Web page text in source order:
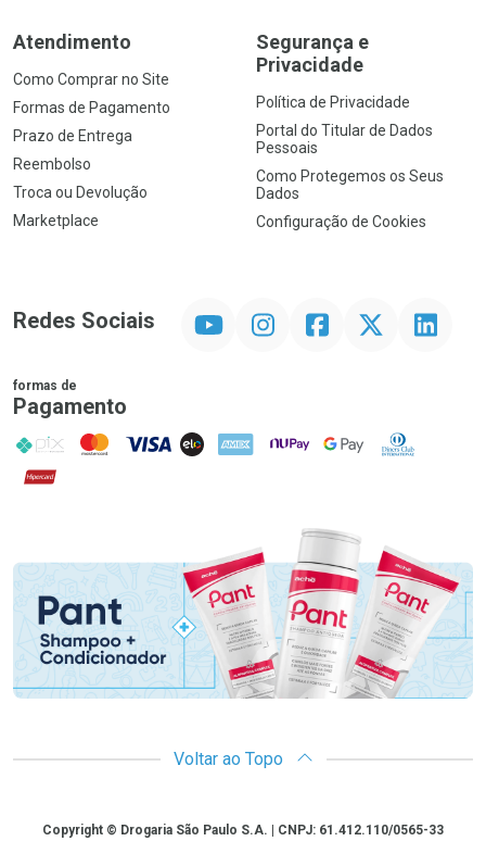
Atendimento
Como Comprar no Site
Formas de Pagamento
Prazo de Entrega
Reembolso
Troca ou Devolução
Marketplace
Segurança e
Privacidade
Política de Privacidade
Portal do Titular de Dados
Pessoais
Como Protegemos os Seus
Dados
Configuração de Cookies
Redes Sociais InstagramFacebookTwitter Linkedin
formas de
Pagamento
PIX MasterCard
VISA ELO AMEX NuPay Google PayDiners Club
Hipercard
Promoção em Destaque
Voltar ao Topo
CopyrightCopyright © Drogaria São Paulo S.A. | CNPJ: 61.412.110/0565-33